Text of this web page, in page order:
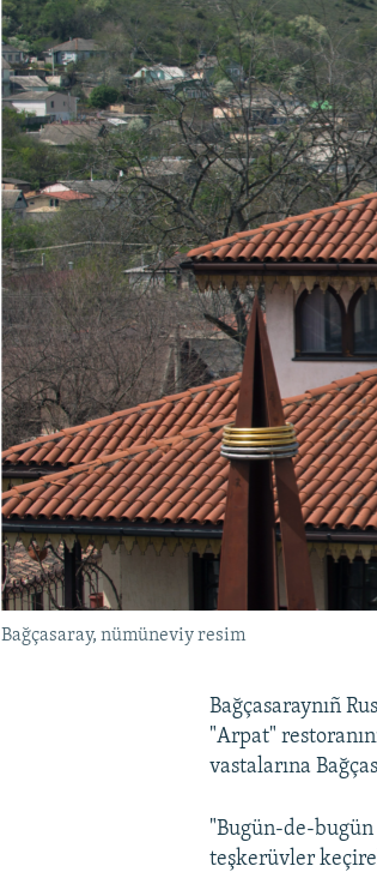
Bağçasaray, nümüneviy resim
Bağçasaraynıñ
"Arpat"
vastalarına
"Bugün-de-
teşkerüvler